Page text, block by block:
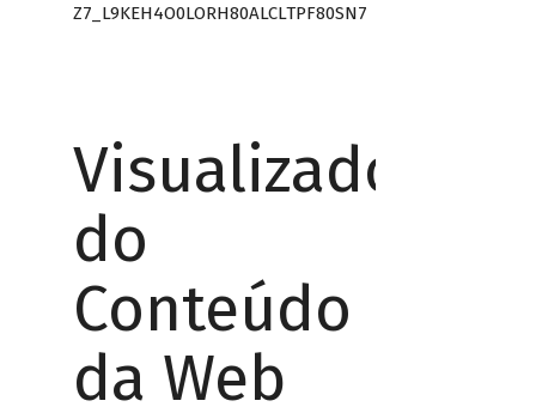
Z7_L9KEH4O0LORH80ALCLTPF80SN7
Visualizador
do
Conteúdo
da Web